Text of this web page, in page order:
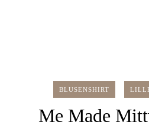
BLUSENSHIRT
Me Made